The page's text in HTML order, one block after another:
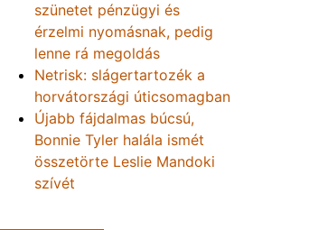
szünetet pénzügyi és
érzelmi nyomásnak, pedig
lenne rá megoldás
Netrisk: slágertartozék a
horvátországi úticsomagban
Újabb fájdalmas búcsú,
Bonnie Tyler halála ismét
összetörte Leslie Mandoki
szívét